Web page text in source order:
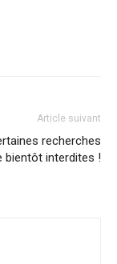
Article suivant
recherches
bientôt interdites !